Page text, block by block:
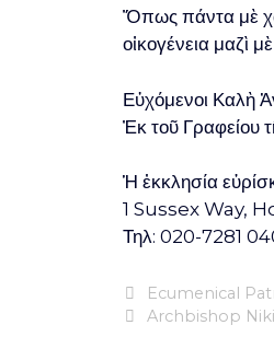
Ὅπως πάντα μὲ
οἰκογένεια μαζὶ
Εὐχόμενοι Καλὴ
Ἐκ τοῦ Γραφείου
Ἡ ἐκκλησία
1 Sussex Way,
Τηλ: 020-7281
Ecumenical
Archbishop